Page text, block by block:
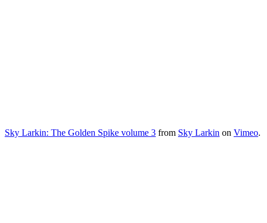
Sky Larkin: The Golden Spike volume 3 from Sky Larkin on Vimeo.